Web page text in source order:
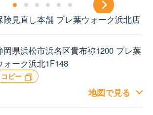
険見直し本舗 プレ葉ウォーク浜北店
岡県浜松市浜名区貴布祢1200 プレ葉
ォーク浜北1F148
コピー
地図で見る